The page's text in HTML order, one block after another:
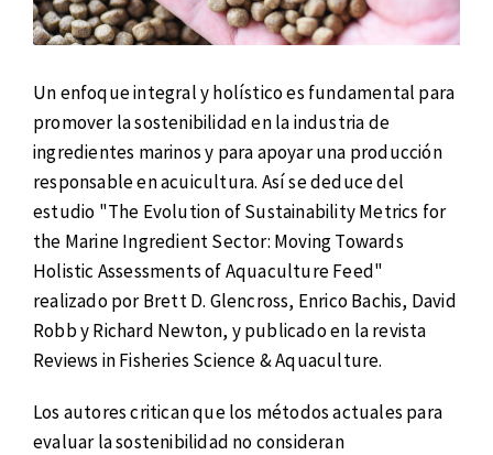
Un enfoque integral y holístico es fundamental para
promover la sostenibilidad en la industria de
ingredientes marinos y para apoyar una producción
responsable en acuicultura. Así se deduce del
estudio "The Evolution of Sustainability Metrics for
the Marine Ingredient Sector: Moving Towards
Holistic Assessments of Aquaculture Feed"
realizado por Brett D. Glencross, Enrico Bachis, David
Robb y Richard Newton, y publicado en la revista
Reviews in Fisheries Science & Aquaculture.
Los autores critican que los métodos actuales para
evaluar la sostenibilidad no consideran